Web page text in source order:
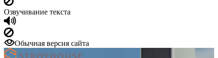
Озвучивание текста
Обычная версия сайта